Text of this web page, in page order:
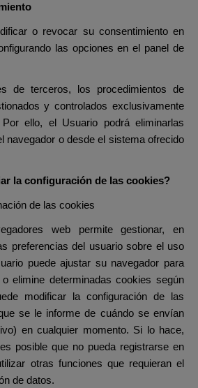
o revocar su consentimiento en
las opciones en el panel de
de terceros, los procedimientos de
y controlados exclusivamente
ello, el Usuario podrá eliminarlas
navegador o desde el sistema ofrecido
la configuración de las cookies?
de las cookies
web permite gestionar, en
preferencias del usuario sobre el uso
puede ajustar su navegador para
elimine determinadas cookies según
modificar la configuración de las
se le informe de cuándo se envían
en cualquier momento. Si lo hace,
posible que no pueda registrarse en
otras funciones que requieran el
de datos.